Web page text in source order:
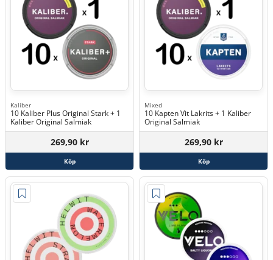
Kaliber
10 Kaliber Plus Original Stark + 1
Kaliber Original Salmiak
269,90 kr
Köp
Mixed
10 Kapten Vit Lakrits + 1 Kaliber
Original Salmiak
269,90 kr
Köp